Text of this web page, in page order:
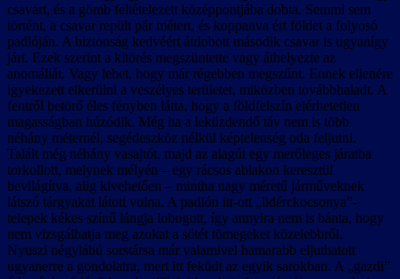
csavart, és a gömb feltételezett középpontjába dobta. Semmi sem
történt, a csavar repült pár métert, és koppanva ért földet a folyosó
padlóján. A biztonság kedvéért átdobott második csavar is ugyanígy
járt. Ezek szerint a kitörés megszüntette vagy áthelyezte az
anomáliát. Vagy lehet, hogy már régebben megszűnt. Ennek ellenére
igyekezett elkerülni a veszélyes területet, miközben továbbhaladt. A
fentről betörő éles fényben látta, hogy a földfelszín elérhetetlen
magasságban húzódik. Még ha a leküzdendő táv nem is több
néhány méternél, segédeszköz nélkül képtelenség oda feljutni.
Talált még néhány vasajtót, majd az alagút egy merőleges járatba
torkollott, melynek mélyén – egy rácsos ablakon keresztül
bevilágítva, alig kivehetően – mintha nagy méretű járműveknek
látszó tárgyakat látott volna. A padlón itt-ott „lidérckocsonya”-
telepek kékes színű lángja lobogott, így annyira nem is bánta, hogy
nem vizsgálhatja meg azokat a sötét tömegeket közelebbről.
Nyuszi négylábú sorstársa már valamivel hamarabb eljuthatott
ugyanerre a gondolatra, mert itt feküdt az egyik sarokban. A „gazdi”